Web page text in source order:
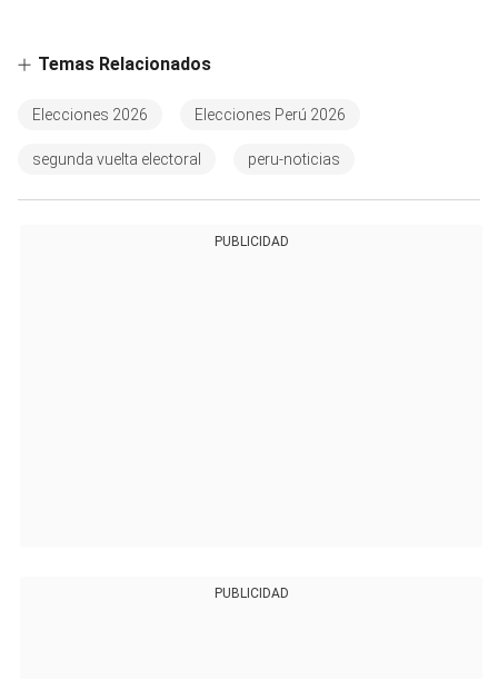
Temas Relacionados
Elecciones 2026 Elecciones Perú 2026
segunda vuelta electoral peru-noticias
PUBLICIDAD
PUBLICIDAD